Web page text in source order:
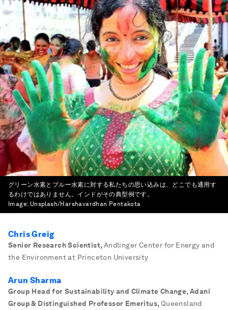
グリーン水素とブルー水素に対する私たちの思い込みは、どこでも通用す
るわけではありません。インドがその典型例です。
Image: Unsplash/Harshavardhan Pentakota
Chris Greig
Senior Research Scientist, Andlinger Center for Energy and
the Environment at Princeton University
Arun Sharma
Group Head for Sustainability and Climate Change, Adani
Group & Distinguished Professor Emeritus, Queensland